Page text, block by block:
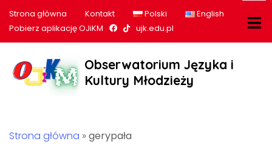
Strona główna Kontakt Polski
English
Pobierz aplikację OJiKM
Nasz profil na Facebook
Nasz profil na tiktok
ujk.edu.pl
Obserwatorium Języka i
Kultury Młodzieży
Strona główna » gerypała